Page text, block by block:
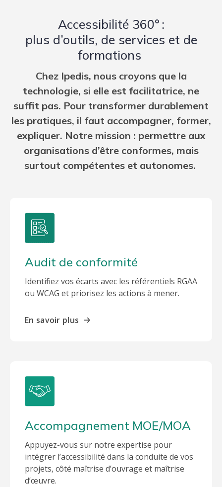
Accessibilité 360° :
plus d’outils, de services et de
formations
Chez Ipedis, nous croyons que la
technologie, si elle est facilitatrice, ne
suffit pas. Pour transformer durablement
les pratiques, il faut accompagner, former,
expliquer. Notre mission : permettre aux
organisations d’être conformes, mais
surtout compétentes et autonomes.
Audit de conformité
Identifiez vos écarts avec les référentiels RGAA
ou WCAG et priorisez les actions à mener.
En savoir plus 🡢
Accompagnement MOE/MOA
Appuyez-vous sur notre expertise pour
intégrer l’accessibilité dans la conduite de vos
projets, côté maîtrise d’ouvrage et maîtrise
d’œuvre.